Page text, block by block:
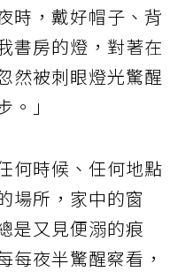
時，戴好帽子、背
書房的燈，對著在
然被刺眼燈光驚醒
」
何時候、任何地點
場所，家中的窗
是又見便溺的痕
每夜半驚醒察看，